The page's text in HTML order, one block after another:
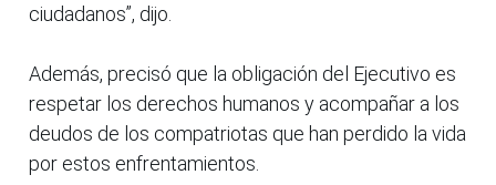
ciudadanos”, dijo.
Además, precisó que la obligación del Ejecutivo es
respetar los derechos humanos y acompañar a los
deudos de los compatriotas que han perdido la vida
por estos enfrentamientos.